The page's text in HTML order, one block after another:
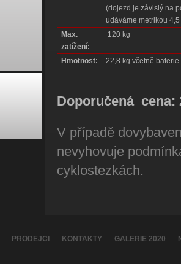
(dojezd je závislý na
udáváme metrikou 4,5
Max.
zatížení:
120 kg
Hmotnost: 22,8 kg včetně baterie
Doporučená cena:
V případě
nevyhovuje
cyklostezkách.
PRODEJCI KONTAKTY GALERIE 2020